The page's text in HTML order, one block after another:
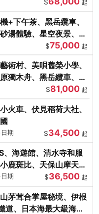
$ 起
+下午茶、黑岳纜車、
湯體驗、星空夜景、洞
$75,000 起
術村、美唄舊榮小學、
獨木舟、黑岳纜車、流
$81,000 起
火車、伏見稻荷大社、
期 $34,500 起
海遊館、清水寺和服
鹿斑比、天保山摩天
期 $36,500 起
茅茸合掌屋秘境、伊根
道、日本海最大級海鮮